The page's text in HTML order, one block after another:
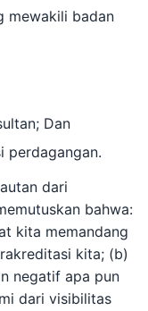
mewakili badan
Dan
perdagangan.
dari
bahwa:
kita memandang
kita; (b)
negatif apa pun
dari visibilitas